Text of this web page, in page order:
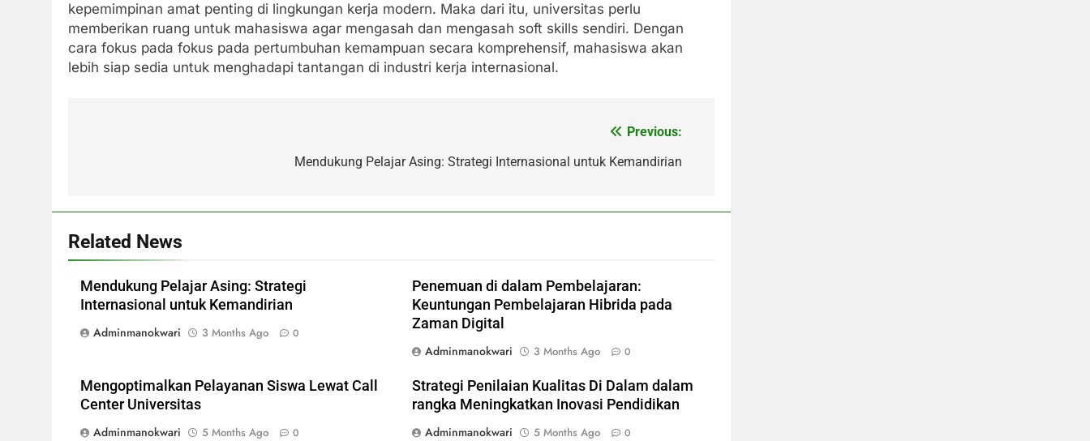
kepemimpinan amat penting di lingkungan kerja modern. Maka dari itu, universitas perlu
memberikan ruang untuk mahasiswa agar mengasah dan mengasah soft skills sendiri. Dengan
cara fokus pada fokus pada pertumbuhan kemampuan secara komprehensif, mahasiswa akan
lebih siap sedia untuk menghadapi tantangan di industri kerja internasional.
Previous:
Mendukung Pelajar Asing: Strategi Internasional untuk Kemandirian
Related News
Mendukung Pelajar Asing: Strategi
Internasional untuk Kemandirian
Adminmanokwari
3 Months Ago 0
Penemuan di dalam Pembelajaran:
Keuntungan Pembelajaran Hibrida pada
Zaman Digital
Adminmanokwari
3 Months Ago 0
Mengoptimalkan Pelayanan Siswa Lewat Call
Center Universitas
Adminmanokwari
5 Months Ago 0
Strategi Penilaian Kualitas Di Dalam dalam
rangka Meningkatkan Inovasi Pendidikan
Adminmanokwari
5 Months Ago 0